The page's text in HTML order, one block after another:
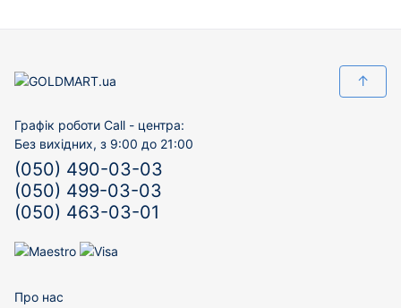
↑
Графік роботи Call - центра:
Без вихідних, з 9:00 до 21:00
(050) 490-03-03
(050) 499-03-03
(050) 463-03-01
Про нас